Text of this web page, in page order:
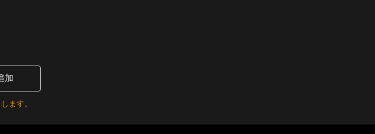
加
ます。